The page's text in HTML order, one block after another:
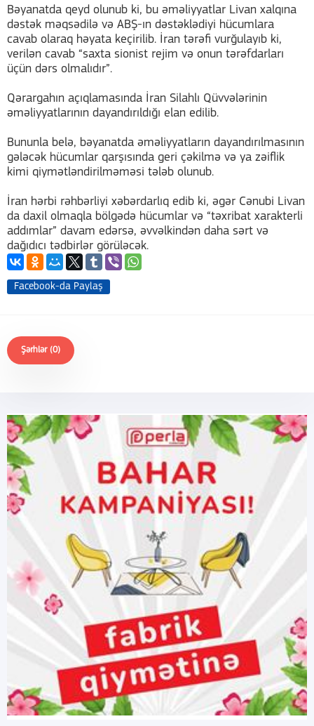
Bəyanatda qeyd olunub ki, bu əməliyyatlar Livan xalqına
dəstək məqsədilə və ABŞ-ın dəstəklədiyi hücumlara
cavab olaraq həyata keçirilib. İran tərəfi vurğulayıb ki,
verilən cavab “saxta sionist rejim və onun tərəfdarları
üçün dərs olmalıdır”.
Qərargahın açıqlamasında İran Silahlı Qüvvələrinin
əməliyyatlarının dayandırıldığı elan edilib.
Bununla belə, bəyanatda əməliyyatların dayandırılmasının
gələcək hücumlar qarşısında geri çəkilmə və ya zəiflik
kimi qiymətləndirilməməsi tələb olunub.
İran hərbi rəhbərliyi xəbərdarlıq edib ki, əgər Cənubi Livan
da daxil olmaqla bölgədə hücumlar və “təxribat xarakterli
addımlar” davam edərsə, əvvəlkindən daha sərt və
dağıdıcı tədbirlər görüləcək.
Facebook-da Paylaş
Şərhlər (0)